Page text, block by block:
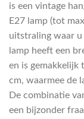
is een vintage
E27 lamp (tot
uitstraling waar u
lamp heeft een
en is gemakkelijk
cm, waarmee de
De combinatie
een bijzonder